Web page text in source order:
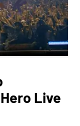
Live